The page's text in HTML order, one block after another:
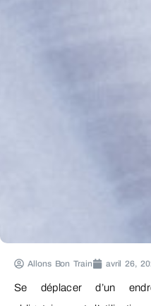
Allons Bon Train avril 26,
Se déplacer d’un